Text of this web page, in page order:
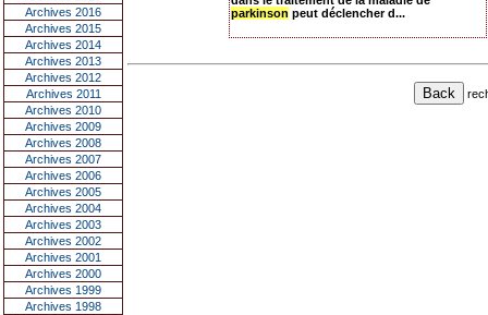
Archives 2016
Archives 2015
Archives 2014
Archives 2013
Archives 2012
Archives 2011
Archives 2010
Archives 2009
Archives 2008
Archives 2007
Archives 2006
Archives 2005
Archives 2004
Archives 2003
Archives 2002
Archives 2001
Archives 2000
Archives 1999
Archives 1998
parkinson peut déclencher d...